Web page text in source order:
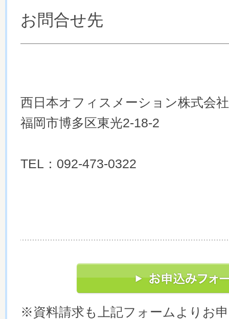
お問合せ先
西日本オフィスメーション株式会社
福岡市博多区東光2-18-2
TEL：092-473-0322
※資料請求も上記フォームよりお